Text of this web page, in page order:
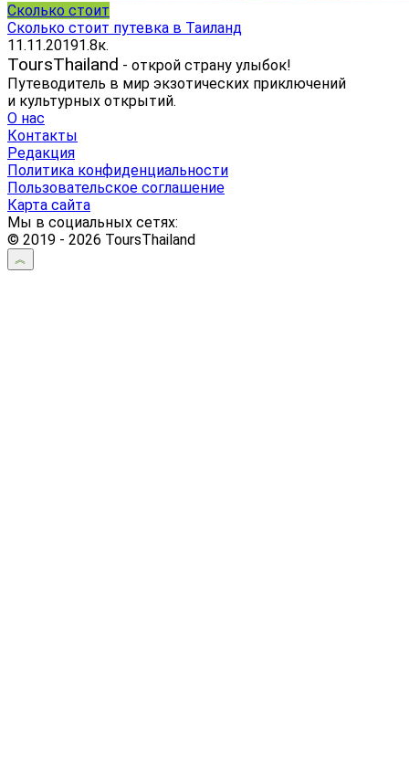
Сколько стоит
Cколько стоит путевка в Таиланд
11.11.20191.8к.
ToursThailand - открой страну улыбок!
Путеводитель в мир экзотических приключений
и культурных открытий.
О нас
Контакты
Редакция
Политика конфиденциальности
Пользовательское соглашение
Карта сайта
Мы в социальных сетях:
© 2019 - 2026 ToursThailand